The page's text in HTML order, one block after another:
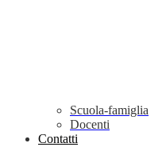
Scuola-famiglia
Docenti
Contatti